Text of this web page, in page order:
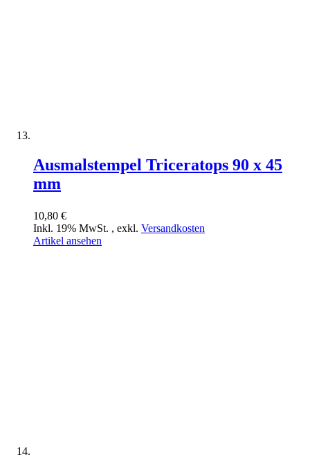
Ausmalstempel Triceratops 90 x 45
mm
10,80 €
Inkl. 19% MwSt. , exkl. Versandkosten
Artikel ansehen